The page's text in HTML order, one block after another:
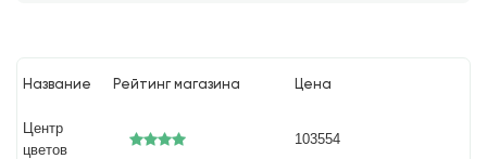
Название Рейтинг магазина Цена
Центр
цветов
103554